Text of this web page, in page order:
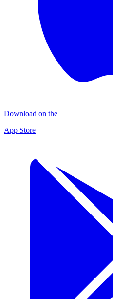
Download on the
App Store